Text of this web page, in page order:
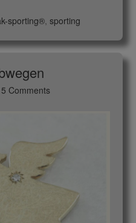
sporting®, sporting
5 Comments